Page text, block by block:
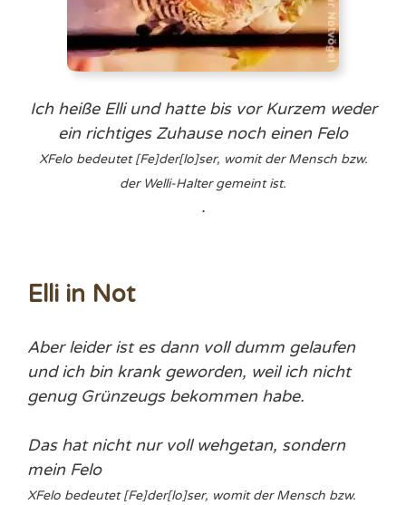
Ich heiße Elli und hatte bis vor Kurzem weder
ein richtiges Zuhause noch einen Felo
XFelo bedeutet [Fe]der[lo]ser, womit der Mensch bzw.
der Welli-Halter gemeint ist.
.
Elli in Not
Aber leider ist es dann voll dumm gelaufen
und ich bin krank geworden, weil ich nicht
genug Grünzeugs bekommen habe.
Das hat nicht nur voll wehgetan, sondern
mein Felo
XFelo bedeutet [Fe]der[lo]ser, womit der Mensch bzw.